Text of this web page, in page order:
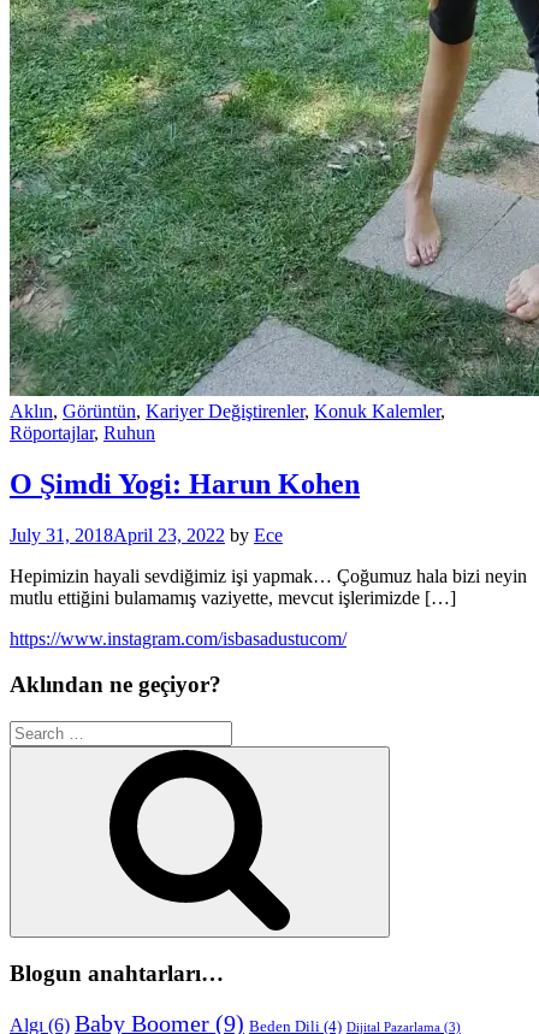
Aklın, Görüntün, Kariyer Değiştirenler, Konuk Kalemler,
Röportajlar, Ruhun
O Şimdi Yogi: Harun Kohen
July 31, 2018April 23, 2022 by Ece
Hepimizin hayali sevdiğimiz işi yapmak… Çoğumuz hala bizi neyin
mutlu ettiğini bulamamış vaziyette, mevcut işlerimizde […]
https://www.instagram.com/isbasadustucom/
Aklından ne geçiyor?
Search
for:
Blogun anahtarları…
Algı (6) Baby Boomer (9) Beden Dili (4) Dijital Pazarlama (3)